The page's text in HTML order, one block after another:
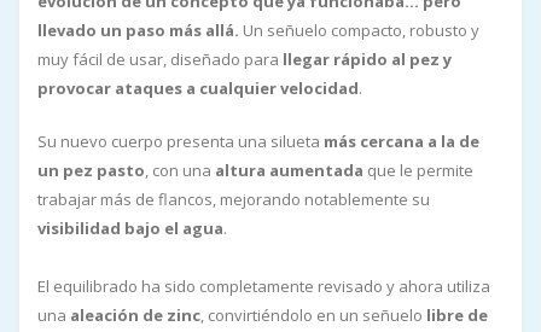
llevado un paso más allá. Un señuelo compacto, robusto y
muy fácil de usar, diseñado para llegar rápido al pez y
provocar ataques a cualquier velocidad.
Su nuevo cuerpo presenta una silueta más cercana a la de
un pez pasto, con una altura aumentada que le permite
trabajar más de flancos, mejorando notablemente su
visibilidad bajo el agua.
El equilibrado ha sido completamente revisado y ahora utiliza
una aleación de zinc, convirtiéndolo en un señuelo libre de